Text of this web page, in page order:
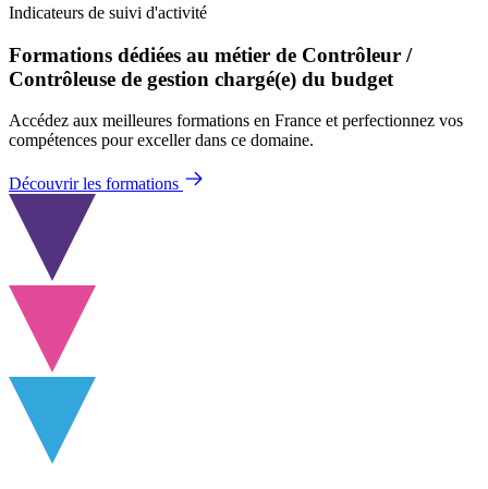
Indicateurs de suivi d'activité
Formations dédiées au métier de Contrôleur /
Contrôleuse de gestion chargé(e) du budget
Accédez aux meilleures formations en France et perfectionnez vos
compétences pour exceller dans ce domaine.
Découvrir les formations